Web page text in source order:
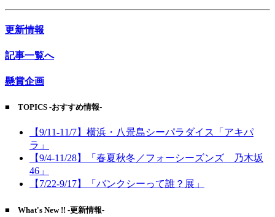
更新情報
記事一覧へ
懸賞企画
■ TOPICS -おすすめ情報-
【9/11-11/7】横浜・八景島シーパラダイス「アキパ
ラ」
【9/4-11/28】「春夏秋冬／フォーシーズンズ 乃木坂
46」
【7/22-9/17】「バンクシーって誰？展」
■ What's New !! -更新情報-